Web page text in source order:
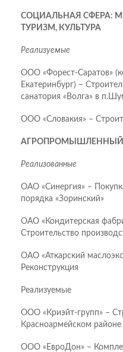
СОЦИАЛЬНАЯ СФЕРА:
ТУРИЗМ, КУЛЬТУРА
Реализуемые
ООО «Форест-Саратов»
Екатеринбург) –
санатория «Волга» в
ООО «Словакия» –
АГРОПРОМЫШЛЕННЫЙ
Реализованные
ОАО «Синергия» –
порядка «Зоринский»
ОАО «Кондитерская
Строительство
ОАО «Аткарский
Реконструкция
Реализуемые
ООО «Криэйт-групп» –
Красноармейском районе
ООО «ЕвроДон» –